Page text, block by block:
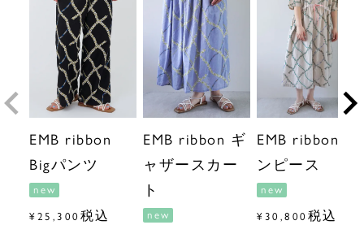
EMB ribbon
Bigパンツ
new
¥25,300 税込
EMB ribbon ギ
ャザースカー
ト
new
EMB ribbon ワ
ンピース
new
¥ 30,800 税込